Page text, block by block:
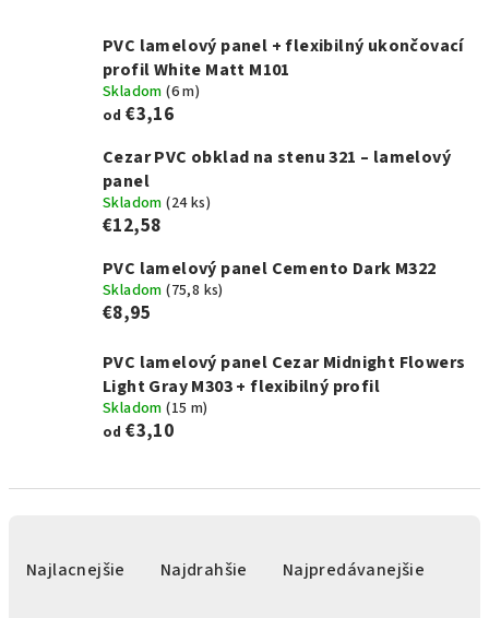
PVC lamelový panel + flexibilný ukončovací
profil White Matt M101
Skladom(6 m)
od €3,16
Cezar PVC obklad na stenu 321 – lamelový
panel
Skladom(24 ks)
€12,58
PVC lamelový panel Cemento Dark M322
Skladom(75,8 ks)
€8,95
PVC lamelový panel Cezar Midnight Flowers
Light Gray M303 + flexibilný profil
Skladom(15 m)
od €3,10
Najlacnejšie Najdrahšie Najpredávanejšie